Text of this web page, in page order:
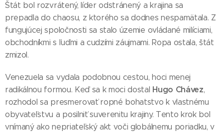
Štát bol rozvrátený, líder odstránený a krajina sa
prepadla do chaosu, z ktorého sa dodnes nespamätala. Z
fungujúcej spoločnosti sa stalo územie ovládané milíciami,
obchodníkmi s ľuďmi a cudzími záujmami. Ropa ostala, štát
zmizol.
Venezuela sa vydala podobnou cestou, hoci menej
radikálnou formou. Keď sa k moci dostal Hugo Chávez,
rozhodol sa presmerovať ropné bohatstvo k vlastnému
obyvateľstvu a posilniť suverenitu krajiny. Tento krok bol
vnímaný ako nepriateľský akt voči globálnemu poriadku, v